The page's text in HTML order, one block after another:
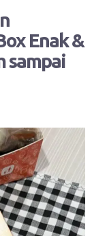
Enak &
sampai